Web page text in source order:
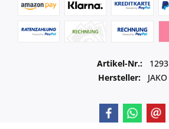
Artikel-Nr.:
1293
Hersteller:
JAKO